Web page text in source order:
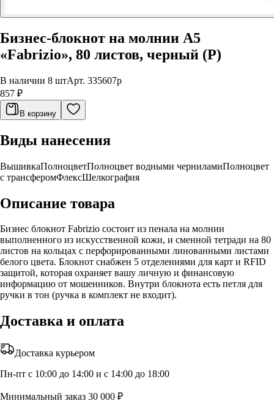
Бизнес-блокнот на молнии А5
«Fabrizio», 80 листов, черный (Р)
В наличии 8 штАрт. 335607p
857 ₽
В корзину
Виды нанесения
ВышивкаПолноцветПолноцвет водными черниламиПолноцвет
с трансферомФлексШелкография
Описание товара
Бизнес блокнот Fabrizio состоит из пенала на молнии
выполненного из искусственной кожи, и сменной тетради на 80
листов на кольцах с перфорированными линованными листами
белого цвета. Блокнот снабжен 5 отделениями для карт и RFID
защитой, которая охраняет вашу личную и финансовую
информацию от мошенников. Внутри блокнота есть петля для
ручки в тон (ручка в комплект не входит).
Доставка и оплата
Доставка курьером
Пн-пт с 10:00 до 14:00 и с 14:00 до 18:00
Минимальный заказ 30 000 ₽